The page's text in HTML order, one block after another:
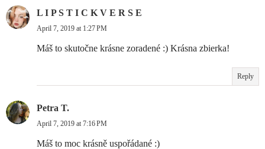
L I P S T I C K V E R S E
April 7, 2019 at 1:27 PM
Máš to skutočne krásne zoradené :) Krásna zbierka!
Reply
Petra T.
April 7, 2019 at 7:16 PM
Máš to moc krásně uspořádané :)